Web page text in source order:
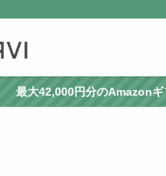
最大42,000円分のAmazon